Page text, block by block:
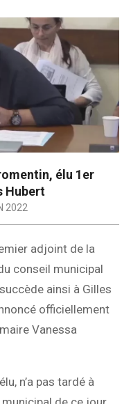
élu 1er
Hubert
2022
adjoint de la
conseil municipal
ainsi à Gilles
officiellement
Vanessa
n’a pas tardé à